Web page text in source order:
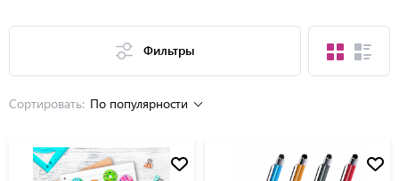
Фильтры
Сортировать: По популярности